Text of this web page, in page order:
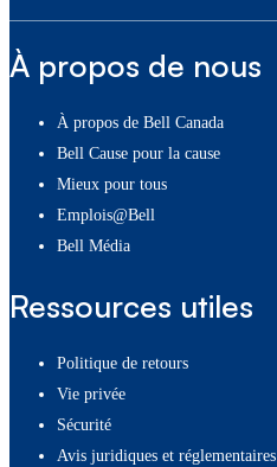
À propos de nous
À propos de Bell Canada
Bell Cause pour la cause
Mieux pour tous
Emplois@Bell
Bell Média
Ressources utiles
Politique de retours
Vie privée
Sécurité
Avis juridiques et réglementaires